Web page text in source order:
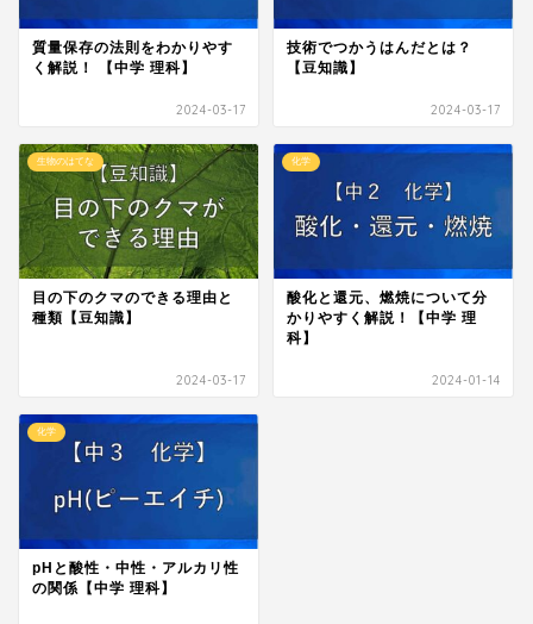
質量保存の法則をわかりやす
く解説！ 【中学 理科】
2024-03-17
技術でつかうはんだとは？
【豆知識】
2024-03-17
生物のはてな
目の下のクマのできる理由と
種類【豆知識】
2024-03-17
化学
酸化と還元、燃焼について分
かりやすく解説！【中学 理
科】
2024-01-14
化学
pHと酸性・中性・アルカリ性
の関係【中学 理科】